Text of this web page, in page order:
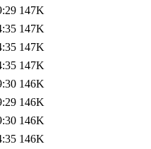
147K
147K
147K
147K
146K
146K
146K
146K